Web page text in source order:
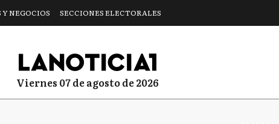
Y NEGOCIOS SECCIONES ELECTORALES
viernes 07 de agosto de 2026